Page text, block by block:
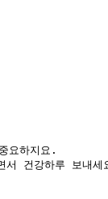
요하지요.
서 건강하루 보내